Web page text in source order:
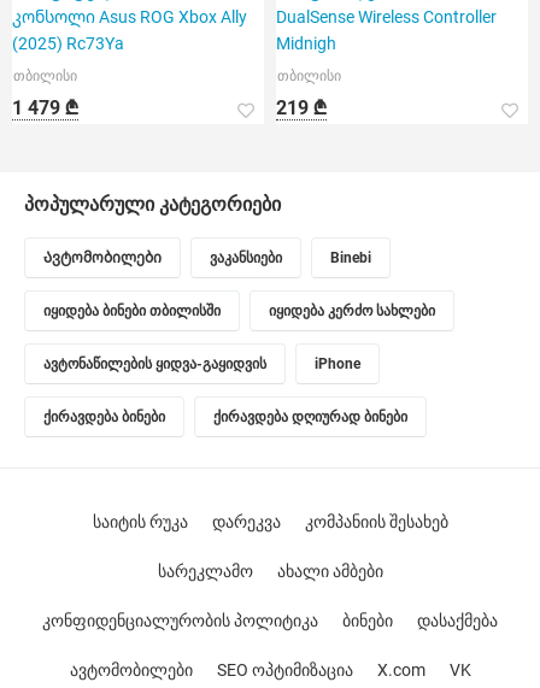
კონსოლი Asus ROG Xbox Ally
(2025) Rc73Ya
თბილისი
1 479 ₾
DualSense Wireless Controller
Midnigh
თბილისი
219 ₾
პოპულარული კატეგორიები
Ავტომობილები ვაკანსიები Binebi
იყიდება ბინები თბილისში იყიდება კერძო სახლები
ავტონაწილების ყიდვა-გაყიდვის iPhone
ქირავდება ბინები ქირავდება დღიურად ბინები
საიტის რუკა დარეკვა კომპანიის შესახებ
სარეკლამო ახალი ამბები
კონფიდენციალურობის პოლიტიკა ბინები დასაქმება
ავტომობილები SEO ოპტიმიზაცია X.com VK